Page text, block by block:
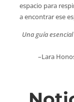
espacio para
a encontrar ese
Una guía
–Lara